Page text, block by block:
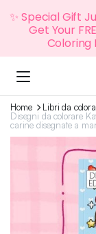
Home Libri da
Disegni da colorare
carine disegnate a
✨ Special Gift
Get Your
Coloring